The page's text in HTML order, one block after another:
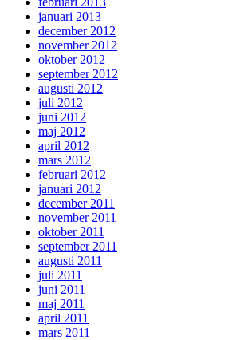
januari 2013
december 2012
november 2012
oktober 2012
september 2012
augusti 2012
juli 2012
juni 2012
maj 2012
april 2012
mars 2012
februari 2012
januari 2012
december 2011
november 2011
oktober 2011
september 2011
augusti 2011
juli 2011
juni 2011
maj 2011
april 2011
mars 2011